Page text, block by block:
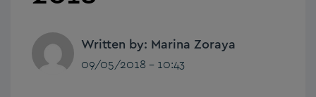
Written by: Marina Zoraya
09/05/2018 - 10:43